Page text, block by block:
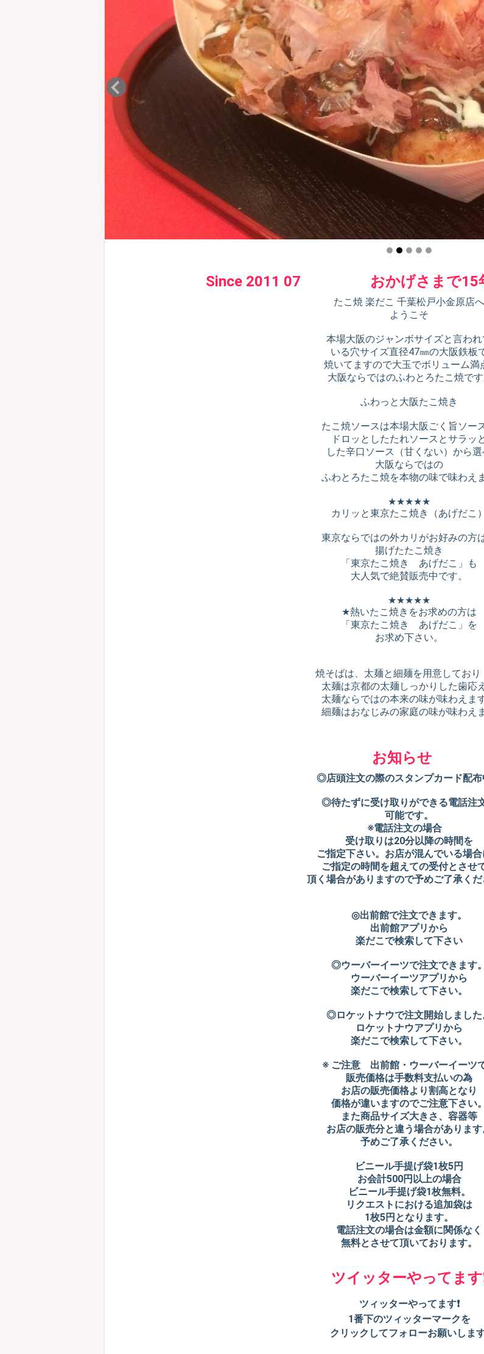
Since 2011 07 おかげさまで15年
たこ焼 楽だこ 千葉松戸小金原店へ
ようこそ
本場大阪のジャンボサイズと言われ
いる穴サイズ直径47㎜の大阪鉄板
焼いてますので大玉でボリューム満
大阪ならではのふわとろたこ焼です
ふわっと大阪たこ焼き
たこ焼ソースは本場大阪ごく旨ソー
ドロッとしたたれソースとサラッ
した辛口ソース（甘くない）から
大阪ならではの
ふわとろたこ焼を本物の味で味わえ
★★★★★
カリッと東京たこ焼き（あげだこ）
東京ならではの外カリがお好みの方は
揚げたたこ焼き
「東京たこ焼き あげだこ」も
大人気で絶賛販売中です。
★★★★★
★熱いたこ焼きをお求めの方は
「東京たこ焼き あげだこ」を
お求め下さい。
焼そばは、太麺と細麺を用意して
太麺は京都の太麺しっかりした歯応
太麺ならではの本来の味が味わえます
細麺はおなじみの家庭の味が味わえ
お知らせ
◎店頭注文の際のスタンプカード配布
◎待たずに受け取りができる電話注
可能です。
※電話注文の場合
受け取りは20分以降の時間を
ご指定下さい。お店が混んでいる場
ご指定の時間を超えての受付とさせて
頂く場合がありますので予めご了承くだ
◎出前館で注文できます。
出前館アプリから
楽だこで検索して下さい
◎ウーバーイーツで注文できます。
ウーバーイーツアプリから
楽だこで検索して下さい。
◎ロケットナウで注文開始しました
ロケットナウアプリから
楽だこで検索して下さい。
※ ご注意 出前館・ウーバーイーツ
販売価格は手数料支払いの為
お店の販売価格より割高となり
価格が違いますのでご注意下さい。
また商品サイズ大きさ、容器等
お店の販売分と違う場合があります
予めご了承ください。
ビニール手提げ袋1枚5円
お会計500円以上の場合
ビニール手提げ袋1枚無料。
リクエストにおける追加袋は
1枚5円となります。
電話注文の場合は金額に関係なく
無料とさせて頂いております。
ツイッターやってます
ツィッターやってます❗️
1番下のツィッターマークを
クリックしてフォローお願いします